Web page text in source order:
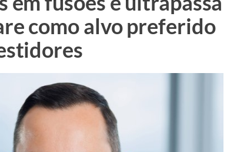
como alvo preferido